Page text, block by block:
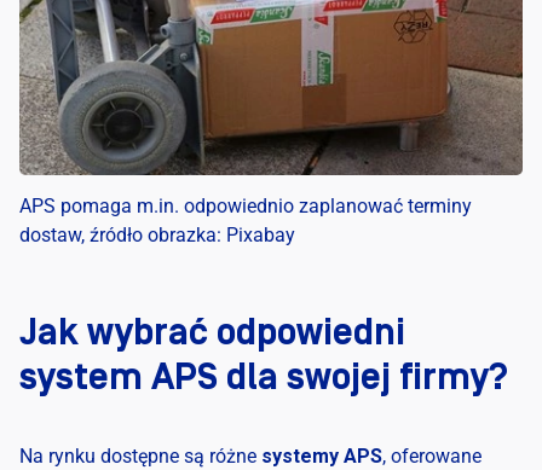
APS pomaga m.in. odpowiednio zaplanować terminy
dostaw, źródło obrazka: Pixabay
Jak wybrać odpowiedni
system APS dla swojej firmy?
Na rynku dostępne są różne systemy APS, oferowane